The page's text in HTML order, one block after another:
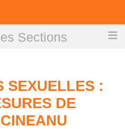
Sections
de Maracineanu
SEXUELLES :
DE